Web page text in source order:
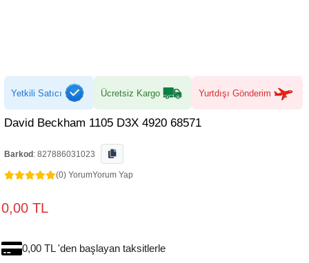
Yetkili Satıcı Ücretsiz Kargo Yurtdışı Gönderim
David Beckham 1105 D3X 4920 68571
Barkod : 827886031023
(0) YorumYorum Yap
0,00 TL
0,00 TL 'den başlayan taksitlerle